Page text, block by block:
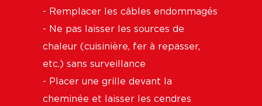
- Remplacer les câbles endommagés
- Ne pas laisser les sources de
chaleur (cuisinière, fer à repasser,
etc.) sans surveillance
- Placer une grille devant la
cheminée et laisser les cendres